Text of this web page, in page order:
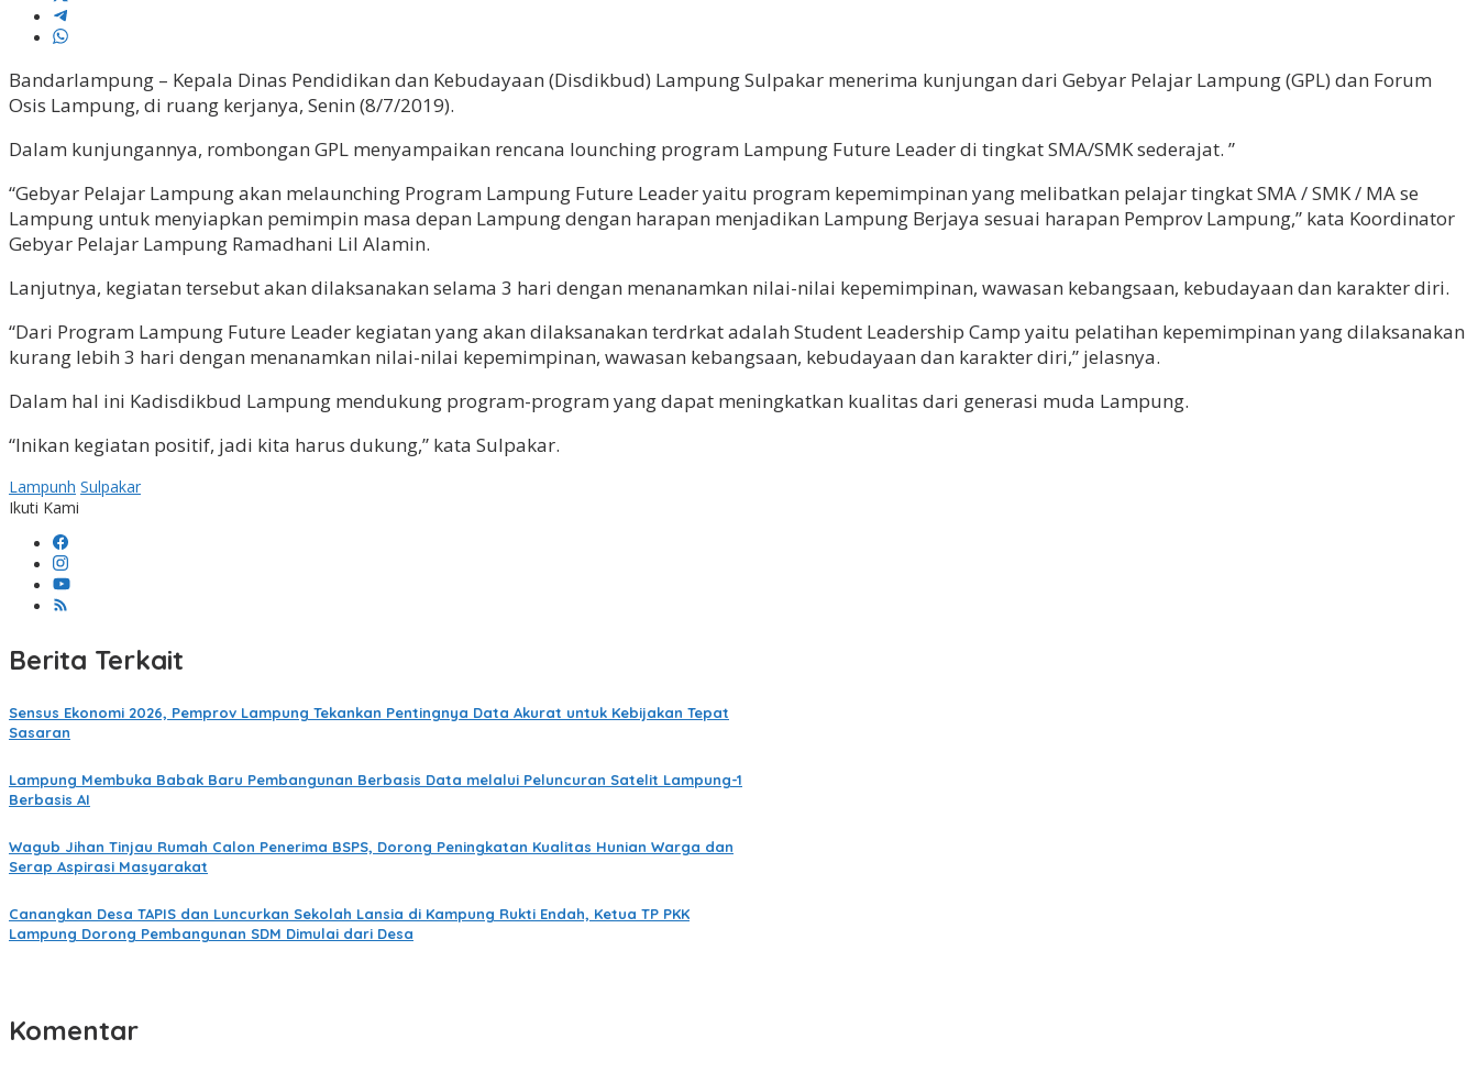
Bandarlampung – Kepala Dinas Pendidikan dan Kebudayaan (Disdikbud) Lampung Sulpakar menerima kunjungan dari Gebyar Pelajar Lampung (GPL) dan Forum
Osis Lampung, di ruang kerjanya, Senin (8/7/2019).
Dalam kunjungannya, rombongan GPL menyampaikan rencana lounching program Lampung Future Leader di tingkat SMA/SMK sederajat. ”
“Gebyar Pelajar Lampung akan melaunching Program Lampung Future Leader yaitu program kepemimpinan yang melibatkan pelajar tingkat SMA / SMK / MA se
Lampung untuk menyiapkan pemimpin masa depan Lampung dengan harapan menjadikan Lampung Berjaya sesuai harapan Pemprov Lampung,” kata Koordinator
Gebyar Pelajar Lampung Ramadhani Lil Alamin.
Lanjutnya, kegiatan tersebut akan dilaksanakan selama 3 hari dengan menanamkan nilai-nilai kepemimpinan, wawasan kebangsaan, kebudayaan dan karakter diri.
“Dari Program Lampung Future Leader kegiatan yang akan dilaksanakan terdrkat adalah Student Leadership Camp yaitu pelatihan kepemimpinan yang dilaksanakan
kurang lebih 3 hari dengan menanamkan nilai-nilai kepemimpinan, wawasan kebangsaan, kebudayaan dan karakter diri,” jelasnya.
Dalam hal ini Kadisdikbud Lampung mendukung program-program yang dapat meningkatkan kualitas dari generasi muda Lampung.
“Inikan kegiatan positif, jadi kita harus dukung,” kata Sulpakar.
Lampunh Sulpakar
Ikuti Kami
Berita Terkait
Sensus Ekonomi 2026, Pemprov Lampung Tekankan Pentingnya Data Akurat untuk Kebijakan Tepat
Sasaran
Lampung Membuka Babak Baru Pembangunan Berbasis Data melalui Peluncuran Satelit Lampung-1
Berbasis AI
Wagub Jihan Tinjau Rumah Calon Penerima BSPS, Dorong Peningkatan Kualitas Hunian Warga dan
Serap Aspirasi Masyarakat
Canangkan Desa TAPIS dan Luncurkan Sekolah Lansia di Kampung Rukti Endah, Ketua TP PKK
Lampung Dorong Pembangunan SDM Dimulai dari Desa
Komentar